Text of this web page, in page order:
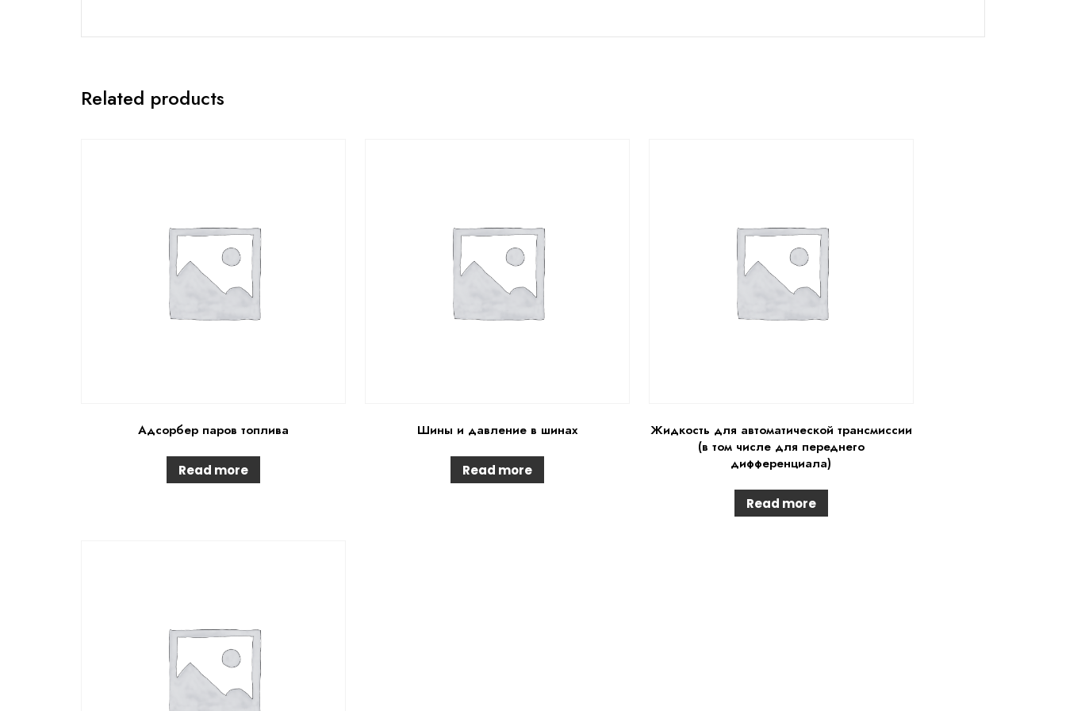
Related products
Адсорбер паров топлива
Read more
Шины и давление в шинах
Read more
Жидкость для автоматической трансмиссии
(в том числе для переднего
дифференциала)
Read more